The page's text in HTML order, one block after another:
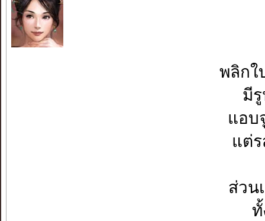
พลิกใ
มี
แอบ
แต่
ส่วน